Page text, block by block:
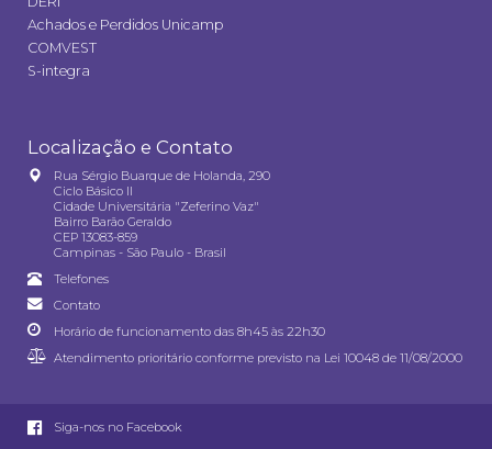
Achados e Perdidos Unicamp
COMVEST
S-integra
Localização e Contato
Rua Sérgio Buarque de Holanda, 290
Ciclo Básico II
Cidade Universitária "Zeferino Vaz"
Bairro Barão Geraldo
CEP 13083-859
Campinas - São Paulo - Brasil
Telefones
Contato
Horário de funcionamento das 8h45 às 22h30
Atendimento prioritário conforme previsto na Lei 10048 de 11/08/2000
Siga-nos no Facebook